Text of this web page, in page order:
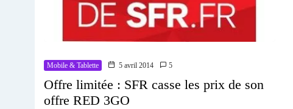
Mobile & Tablette 5 avril 2014 5
Offre limitée : SFR casse les prix de son
offre RED 3GO